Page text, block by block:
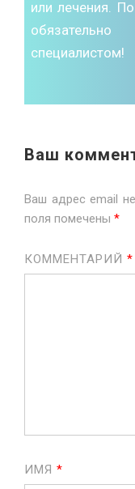
или лечения.
специалистом!
Ваш
Ваш адрес email
поля помечены *
КОММЕНТАРИЙ *
ИМЯ *